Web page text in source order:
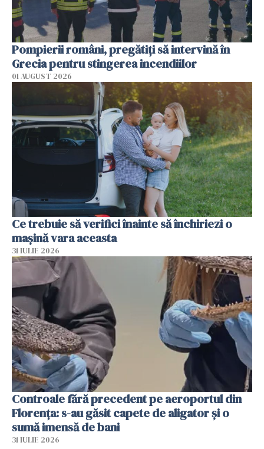
Pompierii români, pregătiţi să intervină în
Grecia pentru stingerea incendiilor
01 AUGUST 2026
Ce trebuie să verifici înainte să închiriezi o
mașină vara aceasta
31 IULIE 2026
Controale fără precedent pe aeroportul din
Florența: s-au găsit capete de aligator și o
sumă imensă de bani
31 IULIE 2026